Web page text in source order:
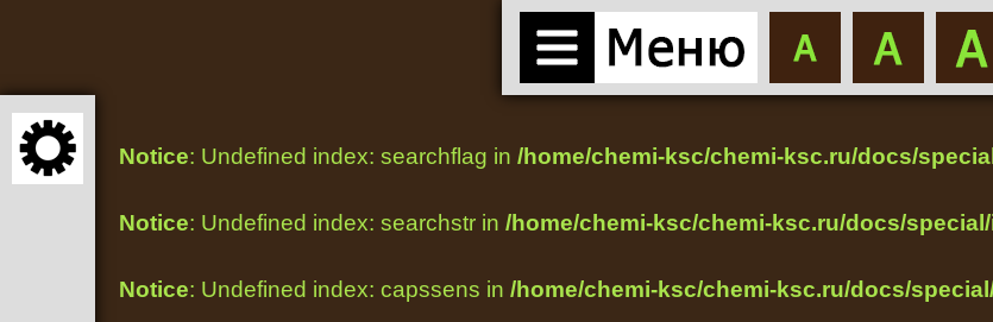
Notice: Undefined index: searchflag in /home/chemi-ksc/chemi-ksc.ru/docs/
Notice: Undefined index: searchstr in /home/chemi-ksc/chemi-ksc.ru/docs/
Notice: Undefined index: capssens in /home/chemi-ksc/chemi-ksc.ru/docs/